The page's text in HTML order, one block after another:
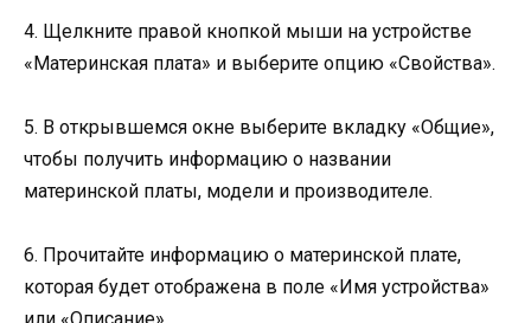
4. Щелкните правой кнопкой мыши на устройстве
«Материнская плата» и выберите опцию «Свойства».
5. В открывшемся окне выберите вкладку «Общие»,
чтобы получить информацию о названии
материнской платы, модели и производителе.
6. Прочитайте информацию о материнской плате,
которая будет отображена в поле «Имя устройства»